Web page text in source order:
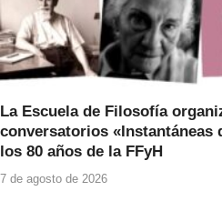
La Escuela de Filosofía
conversatorios «Instantáneas
los 80 años de la FFyH
7 de agosto de 2026